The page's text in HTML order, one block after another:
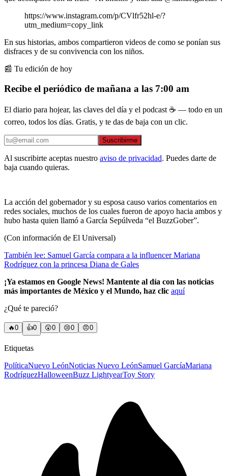
https://www.instagram.com/p/CVlfr52hl-e/?
utm_medium=copy_link
En sus historias, ambos compartieron videos de como se ponían sus
disfraces y de su convivencia con los niños.
📰 Tu edición de hoy
Recibe el periódico de mañana a las 7:00 am
El diario para hojear, las claves del día y el podcast ☕ — todo en un
correo, todos los días. Gratis, y te das de baja con un clic.
Suscribirme
Al suscribirte aceptas nuestro aviso de privacidad. Puedes darte de
baja cuando quieras.
La acción del gobernador y su esposa causo varios comentarios en
redes sociales, muchos de los cuales fueron de apoyo hacia ambos y
hubo hasta quien llamó a García Sepúlveda “el BuzzGober”.
(Con información de El Universal)
También lee: Samuel García compara a la influencer Mariana
Rodríguez con la princesa Diana de Gales
¡Ya estamos en Google News! Mantente al día con las noticias
más importantes de México y el Mundo, haz clic aquí
¿Qué te pareció?
🔥0 👍0 😲0 😢0 😠0
Etiquetas
PolíticaNuevo LeónNoticias Nuevo LeónSamuel GarcíaMariana
RodríguezHalloweenBuzz LightyearToy Story